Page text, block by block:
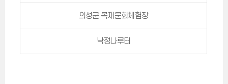
의성군 목재문화체험장
낙정나루터